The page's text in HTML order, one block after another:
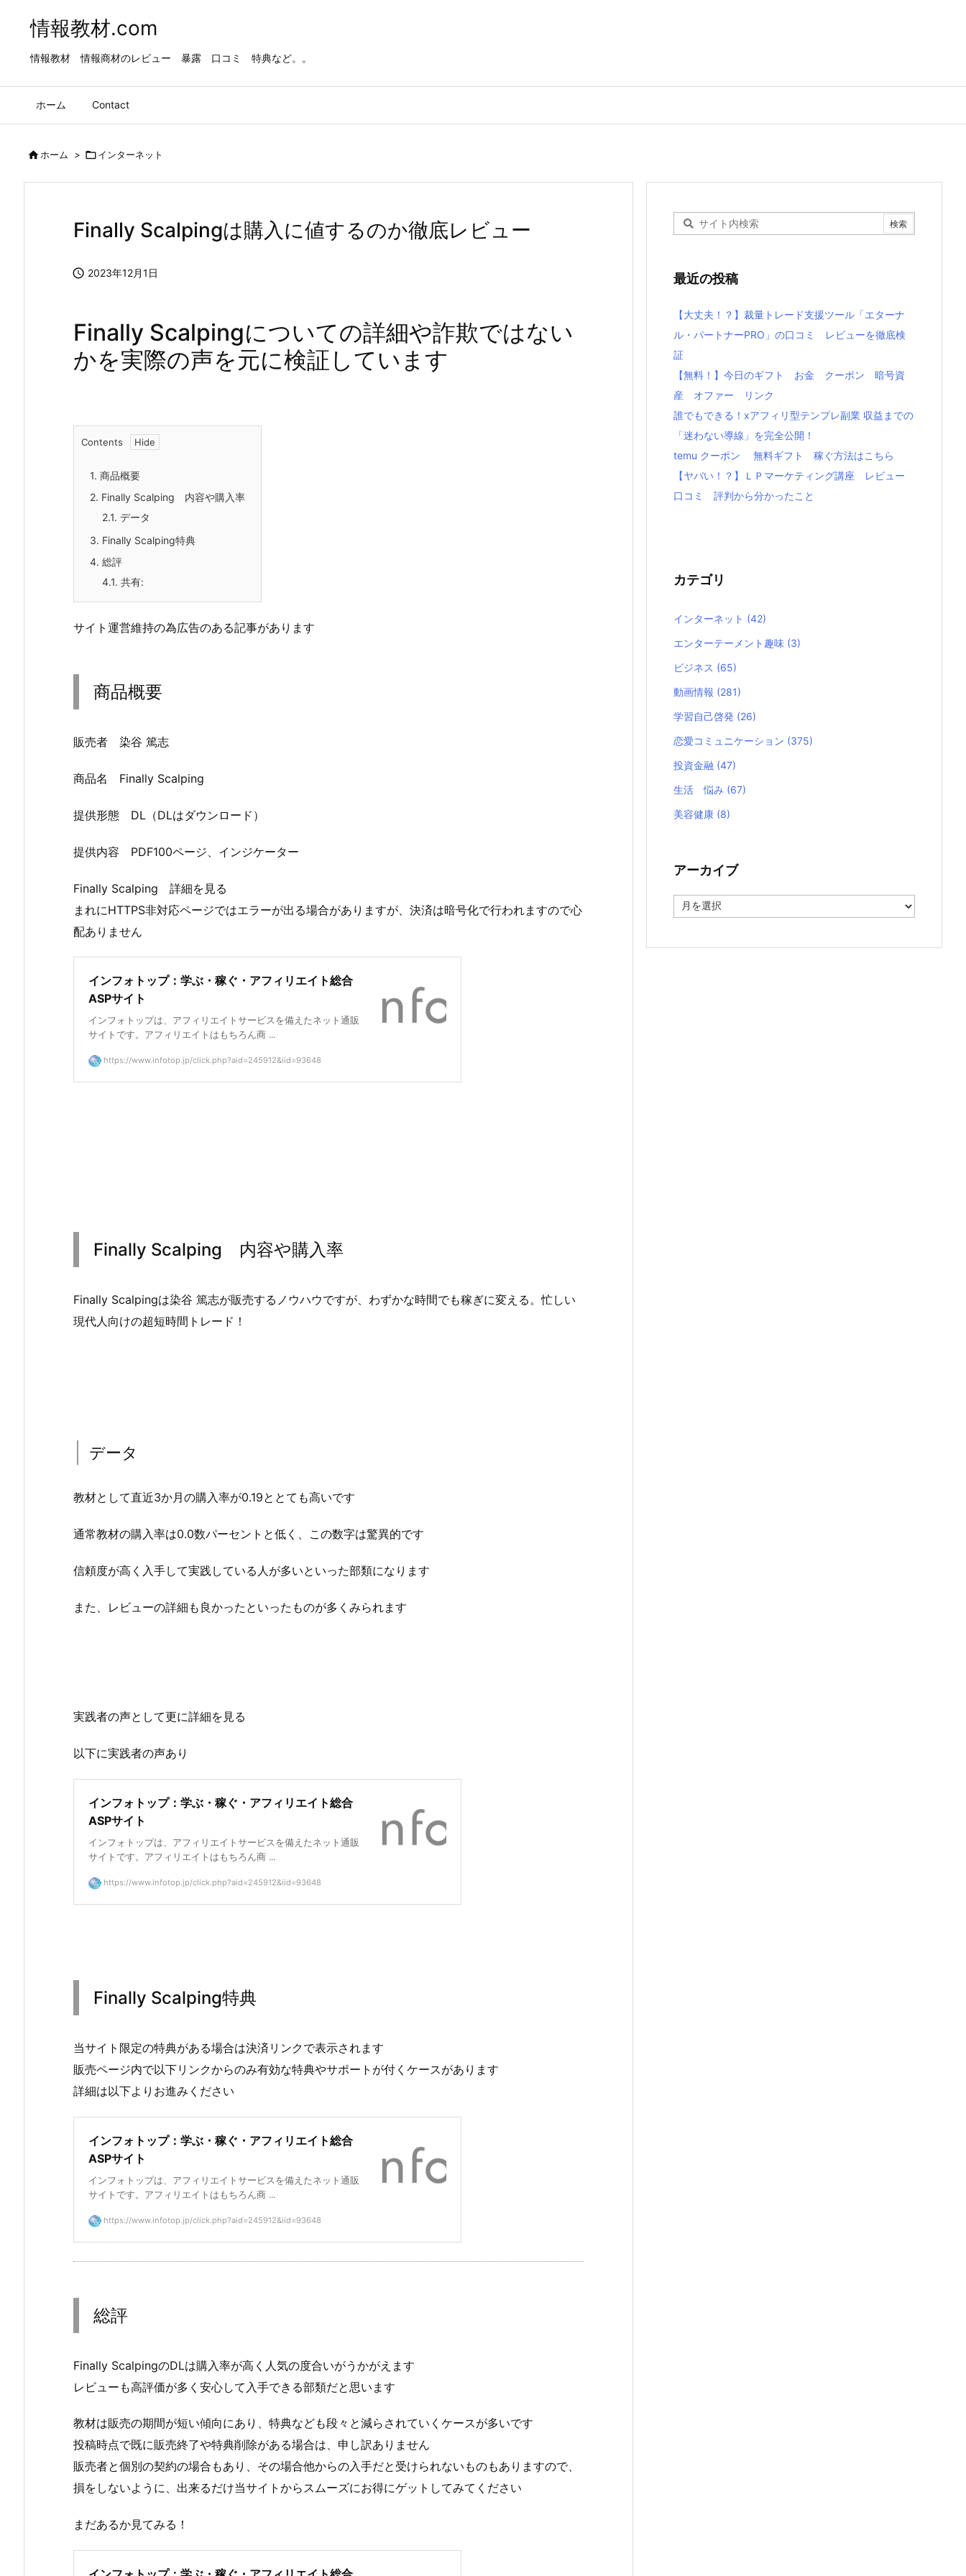
情報教材.com
情報教材 情報商材のレビュー 暴露 口コミ 特典など。。
ホーム Contact
ホーム > インターネット
Finally Scalpingは購入に値するのか徹底レビュー
 2023年12月1日
Finally Scalpingについての詳細や詐欺ではない
かを実際の声を元に検証しています
Contents
1. 商品概要
2. Finally Scalping 内容や購入率
2.1. データ
3. Finally Scalping特典
4. 総評
4.1. 共有:
サイト運営維持の為広告のある記事があります
商品概要
販売者 染谷 篤志
商品名 Finally Scalping
提供形態 DL（DLはダウンロード）
提供内容 PDF100ページ、インジケーター
Finally Scalping 詳細を見る
まれにHTTPS非対応ページではエラーが出る場合がありますが、決済は暗号化で行われますので心
配ありません
インフォトップ：学ぶ・稼ぐ・アフィリエイト総合
ASPサイト
インフォトップは、アフィリエイトサービスを備えたネット通販
サイトです。アフィリエイトはもちろん商 ...
https://www.infotop.jp/click.php?aid=245912&iid=93648
Finally Scalping 内容や購入率
Finally Scalpingは染谷 篤志が販売するノウハウですが、わずかな時間でも稼ぎに変える。忙しい
現代人向けの超短時間トレード！
データ
教材として直近3か月の購入率が0.19ととても高いです
通常教材の購入率は0.0数パーセントと低く、この数字は驚異的です
信頼度が高く入手して実践している人が多いといった部類になります
また、レビューの詳細も良かったといったものが多くみられます
実践者の声として更に詳細を見る
以下に実践者の声あり
インフォトップ：学ぶ・稼ぐ・アフィリエイト総合
ASPサイト
インフォトップは、アフィリエイトサービスを備えたネット通販
サイトです。アフィリエイトはもちろん商 ...
https://www.infotop.jp/click.php?aid=245912&iid=93648
Finally Scalping特典
当サイト限定の特典がある場合は決済リンクで表示されます
販売ページ内で以下リンクからのみ有効な特典やサポートが付くケースがあります
詳細は以下よりお進みください
インフォトップ：学ぶ・稼ぐ・アフィリエイト総合
ASPサイト
インフォトップは、アフィリエイトサービスを備えたネット通販
サイトです。アフィリエイトはもちろん商 ...
https://www.infotop.jp/click.php?aid=245912&iid=93648
総評
Finally ScalpingのDLは購入率が高く人気の度合いがうかがえます
レビューも高評価が多く安心して入手できる部類だと思います
教材は販売の期間が短い傾向にあり、特典なども段々と減らされていくケースが多いです
投稿時点で既に販売終了や特典削除がある場合は、申し訳ありません
販売者と個別の契約の場合もあり、その場合他からの入手だと受けられないものもありますので、
損をしないように、出来るだけ当サイトからスムーズにお得にゲットしてみてください
まだあるか見てみる！
最近の投稿
【大丈夫！？】裁量トレード支援ツール「エターナ
ル・パートナーPRO」の口コミ レビューを徹底検
証
【無料！】今日のギフト お金 クーポン 暗号資
産 オファー リンク
誰でもできる！xアフィリ型テンプレ副業 収益までの
「迷わない導線」を完全公開！
temu クーポン 無料ギフト 稼ぐ方法はこちら
【ヤバい！？】ＬＰマーケティング講座 レビュー
口コミ 評判から分かったこと
カテゴリ
インターネット (42)
エンターテーメント趣味 (3)
ビジネス (65)
動画情報 (281)
学習自己啓発 (26)
恋愛コミュニケーション (375)
投資金融 (47)
生活 悩み (67)
美容健康 (8)
アーカイブ
ー